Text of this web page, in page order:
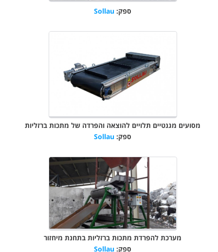
ספק: Sollau
מסועים מגנטיים תלויים להוצאה והפרדה של מתכות ברזליות
ספק: Sollau
מערכת להפרדת מתכות ברזליות בתחנת מיחזור
ספק: Sollau